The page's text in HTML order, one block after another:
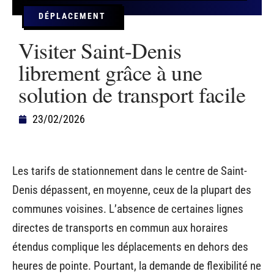
DÉPLACEMENT
Visiter Saint-Denis
librement grâce à une
solution de transport facile
23/02/2026
Les tarifs de stationnement dans le centre de Saint-
Denis dépassent, en moyenne, ceux de la plupart des
communes voisines. L’absence de certaines lignes
directes de transports en commun aux horaires
étendus complique les déplacements en dehors des
heures de pointe. Pourtant, la demande de flexibilité ne